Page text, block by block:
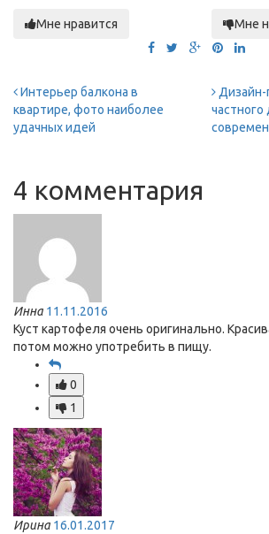
Мне нравится Мне
Интерьер балкона в
квартире, фото наиболее
удачных идей
Дизайн-
4 комментария
Инна 11.11.2016
Куст картофеля очень оригинально.
потом можно употребить в пищу.
0
1
Ирина 16.01.2017